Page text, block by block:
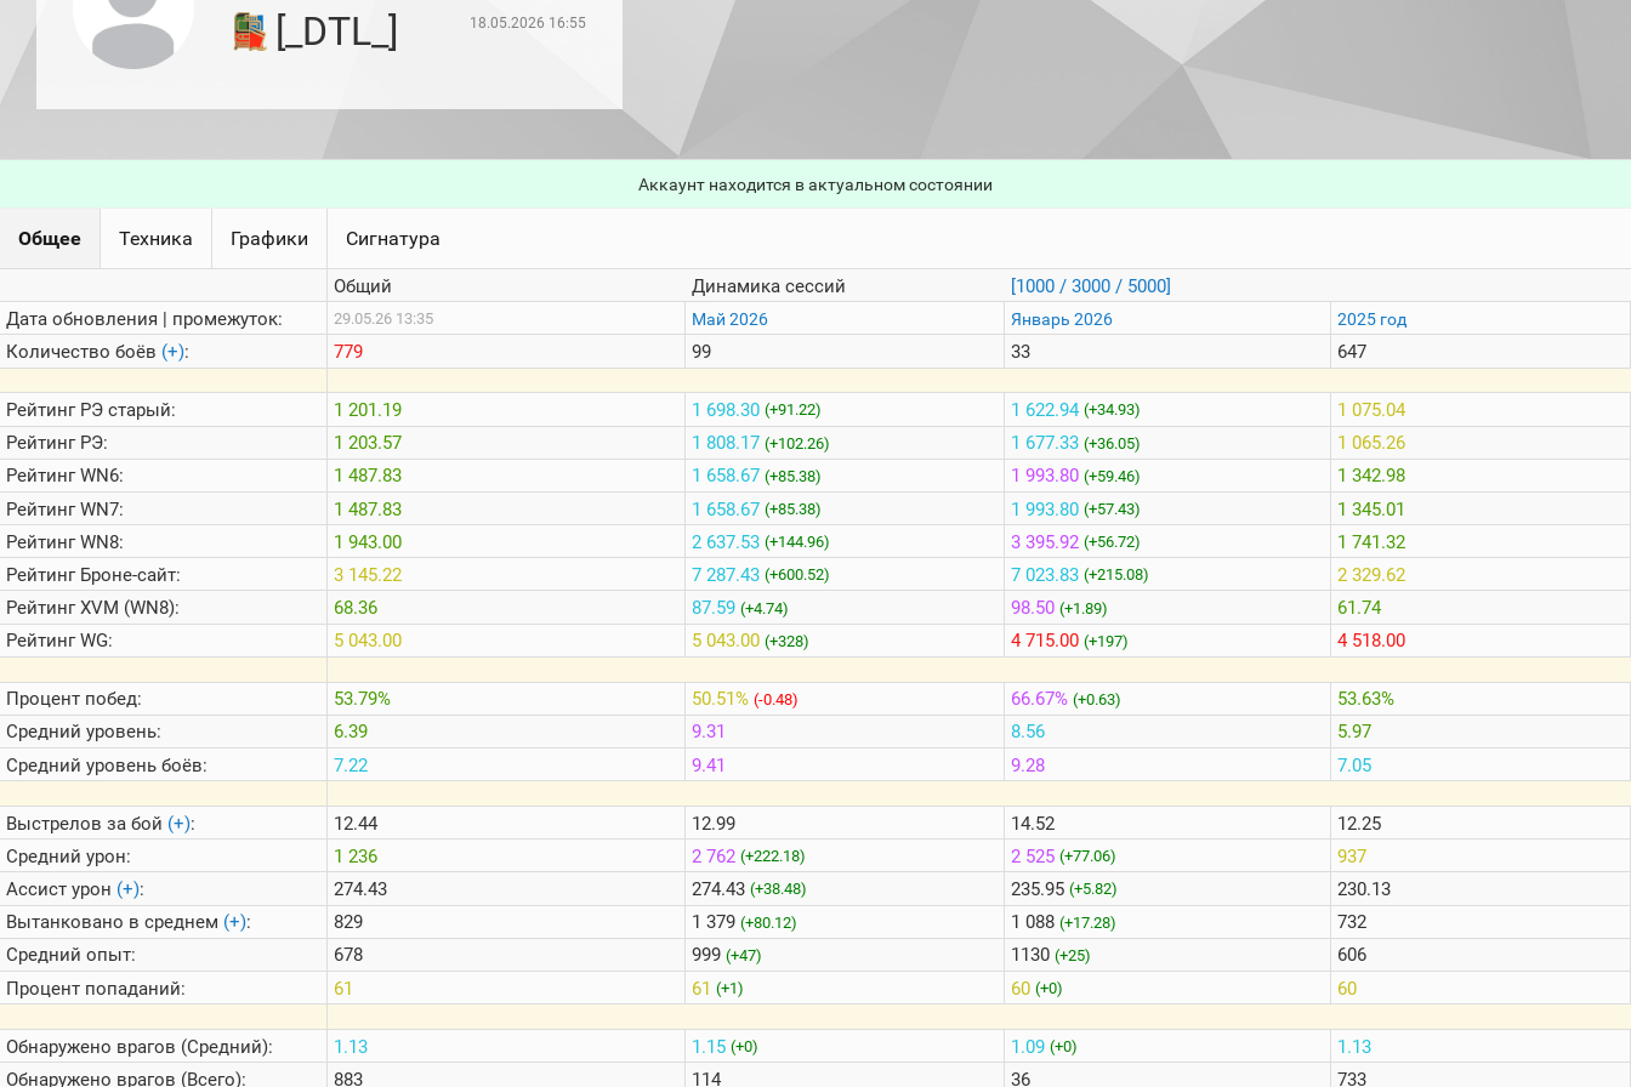
последние
1000
стримеров
Информация
Онлайн
Цветовая
шкала
Теlegram
ВК
Портал
Мира
[_DTL_]
18.05.2026 16:55
Аккаунт находится в актуальном состоянии
Общее Техника Графики Сигнатура
Дата обновления | промежуток:
Количество боёв (+):
РейтингРЭ старый:
РейтингРЭ:
РейтингWN6:
РейтингWN7:
РейтингWN8:
РейтингБроне-сайт:
РейтингXVM (WN8):
РейтингWG:
Процент побед:
Средний уровень:
Средний уровень боёв:
Выстрелов за бой (+):
Средний урон:
Ассист урон (+):
Вытанковано в среднем (+):
Средний опыт:
Процент попаданий:
Обнаружено врагов (Средний):
Обнаружено врагов (Всего):
Общий
29.05.26 13:35
779
1 201.19
1 203.57
1 487.83
1 487.83
1 943.00
3 145.22
68.36
5 043.00
53.79%
6.39
7.22
12.44
1 236
274.43
829
678
61
1.13
883
Динамика сессий
Май 2026
99
1 698.30 (+91.22)
1 808.17 (+102.26)
1 658.67 (+85.38)
1 658.67 (+85.38)
2 637.53 (+144.96)
7 287.43 (+600.52)
87.59 (+4.74)
5 043.00 (+328)
50.51% (-0.48)
9.31
9.41
12.99
2 762 (+222.18)
274.43 (+38.48)
1 379 (+80.12)
999 (+47)
61 (+1)
1.15 (+0)
114
[1000 / 3000 / 5000]
Январь 2026
33
1 622.94 (+34.93)
1 677.33 (+36.05)
1 993.80 (+59.46)
1 993.80 (+57.43)
3 395.92 (+56.72)
7 023.83 (+215.08)
98.50 (+1.89)
4 715.00 (+197)
66.67%(+0.63)
8.56
9.28
14.52
2 525(+77.06)
235.95(+5.82)
1 088(+17.28)
1130(+25)
60(+0)
1.09(+0)
36
2025 год
647
1 075.04
1 065.26
1 342.98
1 345.01
1 741.32
2 329.62
61.74
4 518.00
53.63%
5.97
7.05
12.25
937
230.13
732
606
60
1.13
733